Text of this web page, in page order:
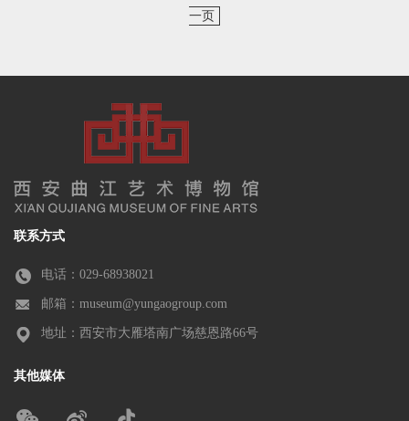
一页
联系方式
电话：029-68938021
邮箱：museum@yungaogroup.com
地址：西安市大雁塔南广场慈恩路66号
其他媒体